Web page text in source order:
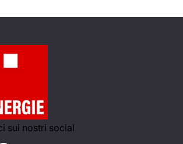
sui nostri social